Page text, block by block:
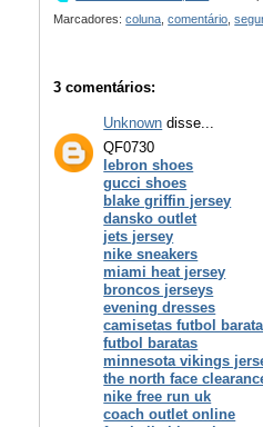
Marcadores:coluna ,comentário ,
3 comentários:
Unknown disse...
QF0730
lebron shoes
gucci shoes
blake griffin jersey
dansko outlet
jets jersey
nike sneakers
miami heat jersey
broncos jerseys
evening dresses
camisetas futbol
futbol baratas
minnesota vikings
the north face
nike free run uk
coach outlet online